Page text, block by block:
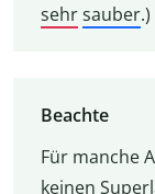
sehrsauber.)
Beachte
Für manche
keinen